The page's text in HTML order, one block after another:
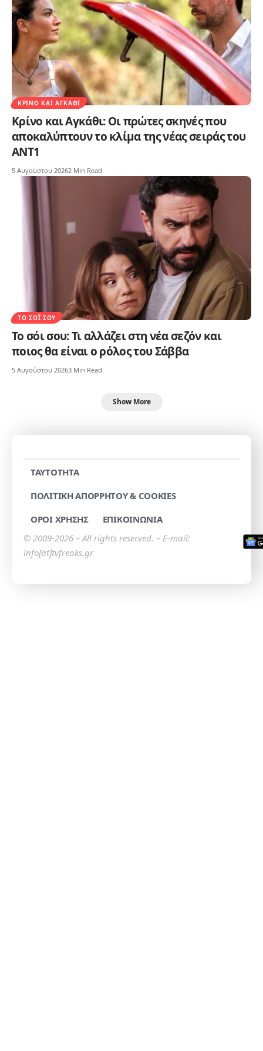
ΚΡΊΝΟ ΚΑΙ ΑΓΚΆΘΙ
Κρίνο και Αγκάθι: Οι πρώτες σκηνές που
αποκαλύπτουν το κλίμα της νέας σειράς του
ΑΝΤ1
5 Αυγούστου 20262 Min Read
ΤΟ ΣΌΙ ΣΟΥ
Το σόι σου: Τι αλλάζει στη νέα σεζόν και
ποιος θα είναι ο ρόλος του Σάββα
5 Αυγούστου 20263 Min Read
Show More
TAYTOTHTA
ΠΟΛΙΤΙΚΗ ΑΠΟΡΡΗΤΟΥ & COOKIES
ΟΡΟΙ ΧΡΗΣΗΣ
ΕΠΙΚΟΙΝΩΝΙΑ
© 2009-2026 – All rights reserved. – E-mail:
info[at]tvfreaks.gr